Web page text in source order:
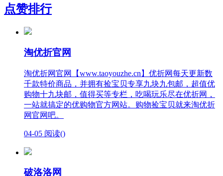
点赞排行
淘优折官网
淘优折网官网【www.taoyouzhe.cn】优折网每天更新数
千款特价商品，并拥有捡宝贝专享九块九包邮，超值优
购物十九块邮，值得买等专栏，吃喝玩乐尽在优折网，
一站就搞定的优购物官方网站。购物捡宝贝就来淘优折
网官网吧。
04-05 阅读()
破洛洛网